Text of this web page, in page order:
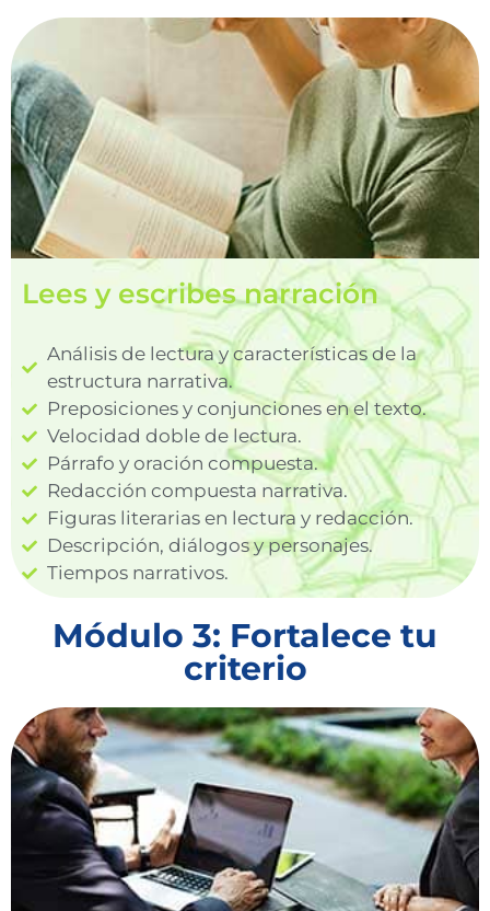
Lees y escribes narración
Análisis de lectura y características de la
estructura narrativa.
Preposiciones y conjunciones en el texto.
Velocidad doble de lectura.
Párrafo y oración compuesta.
Redacción compuesta narrativa.
Figuras literarias en lectura y redacción.
Descripción, diálogos y personajes.
Tiempos narrativos.
Módulo 3: Fortalece tu
criterio